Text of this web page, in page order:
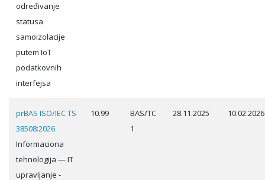
određivanje
statusa
samoizolacije
putem IoT
podatkovnih
interfejsa
prBAS ISO/IEC TS
38508:2026
Informaciona
tehnologija — IT
upravljanje -
10.99
BAS/TC
1
28.11.2025 10.02.2026